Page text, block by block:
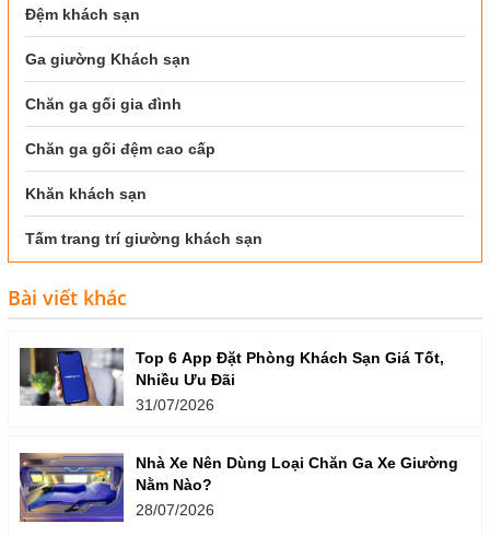
Đệm khách sạn
Ga giường Khách sạn
Chăn ga gối gia đình
Chăn ga gối đệm cao cấp
Khăn khách sạn
Tấm trang trí giường khách sạn
Bài viết khác
Top 6 App Đặt Phòng Khách Sạn Giá Tốt,
Nhiều Ưu Đãi
31/07/2026
Nhà Xe Nên Dùng Loại Chăn Ga Xe Giường
Nằm Nào?
28/07/2026